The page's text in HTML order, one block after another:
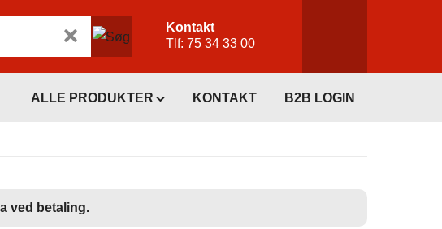
Kontakt
Tlf: 75 34 33 00
ALLE PRODUKTER KONTAKT B2B LOGIN
ved betaling.